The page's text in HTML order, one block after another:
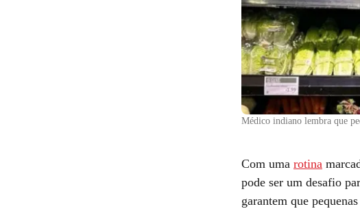
Médico indiano lembra que
Com uma rotina
pode ser um desafio
garantem que